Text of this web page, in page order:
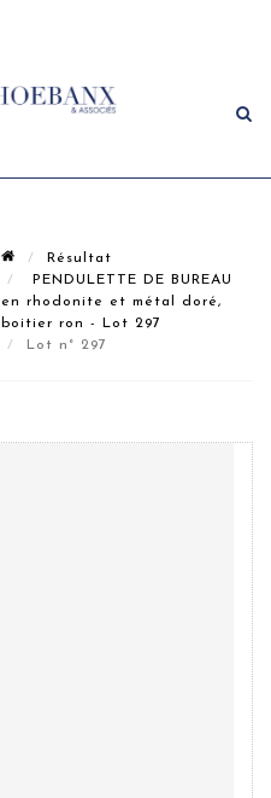
Résultat
PENDULETTE DE BUREAU
en rhodonite et métal doré,
boitier ron - Lot 297
Lot n° 297